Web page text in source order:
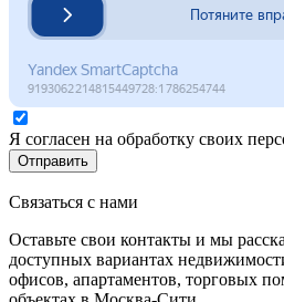
Я согласен на обработку своих
Отправить
Связаться с нами
Оставьте свои контакты и мы
доступных вариантах
офисов, апартаментов, торговых